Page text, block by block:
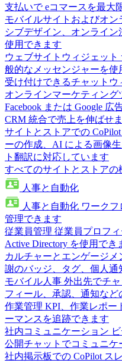
支払いで eコマースを最大
モバイルサイトおよびオン
シブデザイン、オンライ
使用できます
ウェブサイトウィジェット
般的なメッセンジャーを
受け付けできるチャット
オンラインマーケティング
Facebook または Google 広
CRM 統合で売上を伸ばせ
サイトとストアでの CoPilot
ーの作成、AI による画像
ト翻訳に対応しています
すべてのサイトとストアの
人事と自動化
人事と自動化 ワーク
管理できます
従業員管理 従業員プロフ
Active Directory を使用でき
カルチャーとエンゲージメ
謝のバッジ、タグ、個人通
モバイル人事 外出先でチ
フィール、承認、通知な
作業管理 KPI、作業レポー
ーマンスを追跡できます
社内コミュニケーション
公開チャットでコミュニ
社内掲示板での CoPilot ス